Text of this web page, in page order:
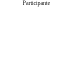
Participante